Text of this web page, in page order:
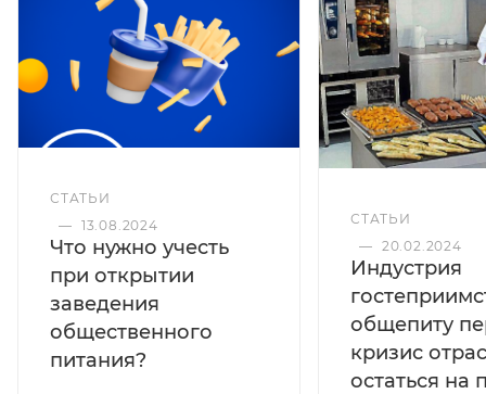
Индикатор нагрева Ссабжен аварийным
термостатом.
СТАТЬИ
— 13.08.2024
Что нужно учесть
при открытии
заведения
общественного
питания?
СТАТЬИ
— 20.02.2024
Индустрия
общепиту
кризис
остаться на